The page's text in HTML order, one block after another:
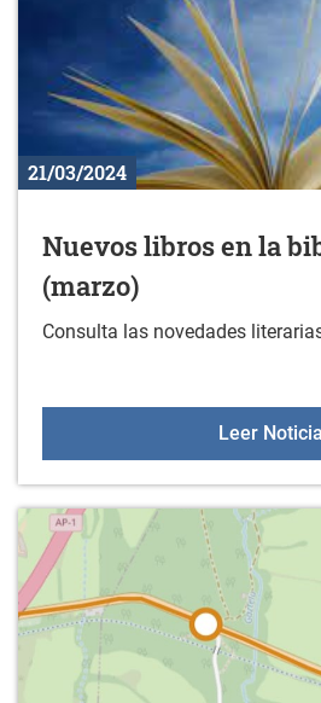
21/03/2024
Nuevos libros en la
(marzo)
Consulta las novedades
Leer Noticia